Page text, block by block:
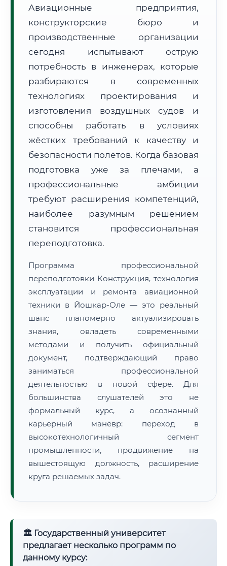
Расчет логистики оригиналов:
• Маршрут транзита:~2 171 км
• Экспресс-доставка СДЭК / Почтой:3–5 рабочих дней
📜 Документы и аккредитация ФИС ФРДО
🔍Нажмите на документ для увеличения и просмотра
Авиационные предприятия,
конструкторские бюро и
производственные организации
сегодня испытывают острую
потребность в инженерах, которые
разбираются в современных
технологиях проектирования и
изготовления воздушных судов и
способны работать в условиях
жёстких требований к качеству и
безопасности полётов. Когда базовая
подготовка уже за плечами, а
профессиональные амбиции
требуют расширения компетенций,
наиболее разумным решением
становится профессиональная
переподготовка.
Программа профессиональной
переподготовки Конструкция, технология
эксплуатации и ремонта авиационной
техники в Йошкар-Оле — это реальный
шанс планомерно актуализировать
знания, овладеть современными
методами и получить официальный
документ, подтверждающий право
заниматься профессиональной
деятельностью в новой сфере. Для
большинства слушателей это не
формальный курс, а осознанный
карьерный манёвр: переход в
высокотехнологичный сегмент
промышленности, продвижение на
вышестоящую должность, расширение
круга решаемых задач.
🏛 Государственный университет
предлагает несколько программ по
данному курсу: